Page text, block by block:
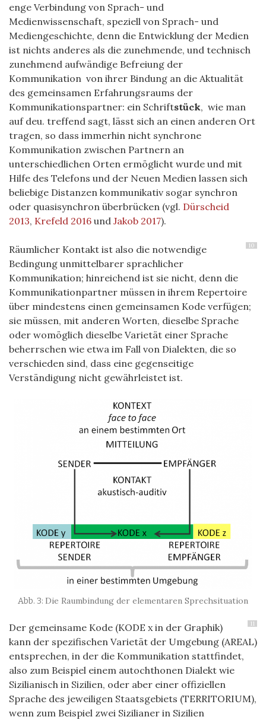
enge Verbindung von Sprach- und
Medienwissenschaft, speziell von Sprach- und
Mediengeschichte, denn die Entwicklung der Medien
ist nichts anderes als die zunehmende, und technisch
zunehmend aufwändige Befreiung der
Kommunikation von ihrer Bindung an die Aktualität
des gemeinsamen Erfahrungsraums der
Kommunikationspartner: ein Schriftstück, wie man
auf deu. treffend sagt, lässt sich an einen anderen Ort
tragen, so dass immerhin nicht synchrone
Kommunikation zwischen Partnern an
unterschiedlichen Orten ermöglicht wurde und mit
Hilfe des Telefons und der Neuen Medien lassen sich
beliebige Distanzen kommunikativ sogar synchron
oder quasisynchron überbrücken (vgl. Dürscheid
2013, Krefeld 2016 und Jakob 2017).
10
Räumlicher Kontakt ist also die notwendige
Bedingung unmittelbarer sprachlicher
Kommunikation; hinreichend ist sie nicht, denn die
Kommunikationpartner müssen in ihrem Repertoire
über mindestens einen gemeinsamen Kode verfügen;
sie müssen, mit anderen Worten, dieselbe Sprache
oder womöglich dieselbe Varietät einer Sprache
beherrschen wie etwa im Fall von Dialekten, die so
verschieden sind, dass eine gegenseitige
Verständigung nicht gewährleistet ist.
Die Raumbindung der elementaren Sprechsituation
11
Der gemeinsame Kode (KODE x in der Graphik)
kann der spezifischen Varietät der Umgebung (AREAL)
entsprechen, in der die Kommunikation stattfindet,
also zum Beispiel einem autochthonen Dialekt wie
Sizilianisch in Sizilien, oder aber einer offiziellen
Sprache des jeweiligen Staatsgebiets (TERRITORIUM),
wenn zum Beispiel zwei Sizilianer in Sizilien